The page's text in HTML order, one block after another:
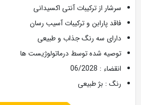
سرشار از ترکیبات آنتی اکسیدانی
فاقد پارابن و ترکیبات آسیب رسان
دارای سه رنگ جذاب و طبیعی
توصیه شده توسط درماتولوژیست ها
انقضاء : 06/2028
رنگ : بژ طبیعی